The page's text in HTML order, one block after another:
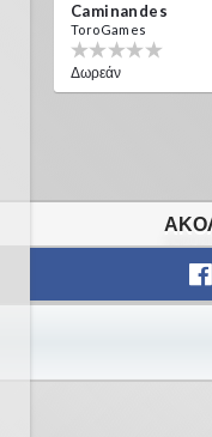
Caminandes
ToroGames
Δωρεάν